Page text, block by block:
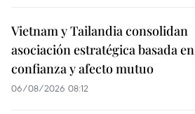
Vietnam y Tailandia consolidan
asociación estratégica basada en
confianza y afecto mutuo
06/08/2026 08:12